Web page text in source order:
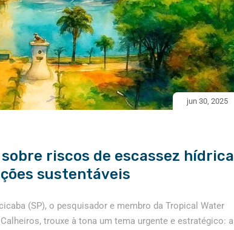
jun 30, 2025
riscos de escassez hídrica
sustentáveis
(SP), o pesquisador e membro da Tropical Water
trouxe à tona um tema urgente e estratégico: a